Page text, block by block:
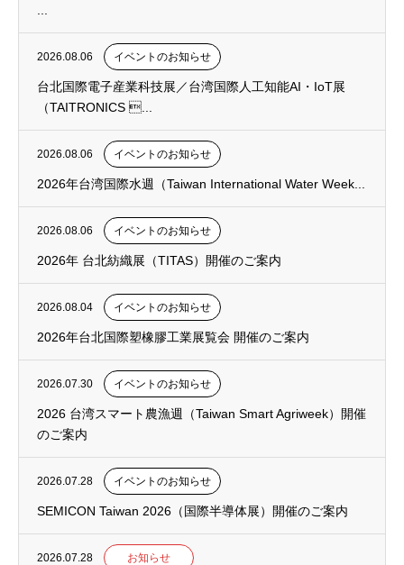
2026.08.06 イベントのお知らせ
台北国際電子産業科技展／台湾国際人工知能AI・IoT展
（TAITRONICS ...
2026.08.06 イベントのお知らせ
2026年台湾国際水週（Taiwan International Water Week...
2026.08.06 イベントのお知らせ
2026年 台北紡織展（TITAS）開催のご案内
2026.08.04 イベントのお知らせ
2026年台北国際塑橡膠工業展覧会 開催のご案内
2026.07.30 イベントのお知らせ
2026 台湾スマート農漁週（Taiwan Smart Agriweek）開催
のご案内
2026.07.28 イベントのお知らせ
SEMICON Taiwan 2026（国際半導体展）開催のご案内
2026.07.28 お知らせ